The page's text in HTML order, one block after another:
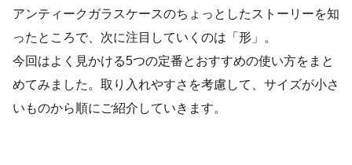
アンティークガラスケースのちょっとしたストーリーを知
ったところで、次に注目していくのは「形」。
今回はよく見かける5つの定番とおすすめの使い方をまと
めてみました。取り入れやすさを考慮して、サイズが小さ
いものから順にご紹介していきます。